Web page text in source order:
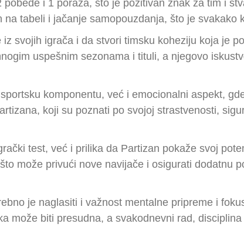
i 1 poraza, što je pozitivan znak za tim i
tabeli i jačanje samopouzdanja, što je svakako
svojih igrača i da stvori timsku koheziju koja je
uspešnim sezonama i tituli, a njegovo
komponentu, već i emocionalni aspekt,
koji su poznati po svojoj strastvenosti,
test, već i prilika da Partizan pokaže svoj
može privući nove navijače i osigurati dodatnu
je naglasiti i važnost mentalne pripreme i
može biti presudna, a svakodnevni rad,